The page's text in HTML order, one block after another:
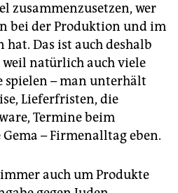
zusammenzusetzen, wer
bei der Produktion und im
Das ist auch deshalb
natürlich auch viele
spielen – man unterhält
Lieferfristen, die
Termine beim
– Firmenalltag eben.
auch um Produkte